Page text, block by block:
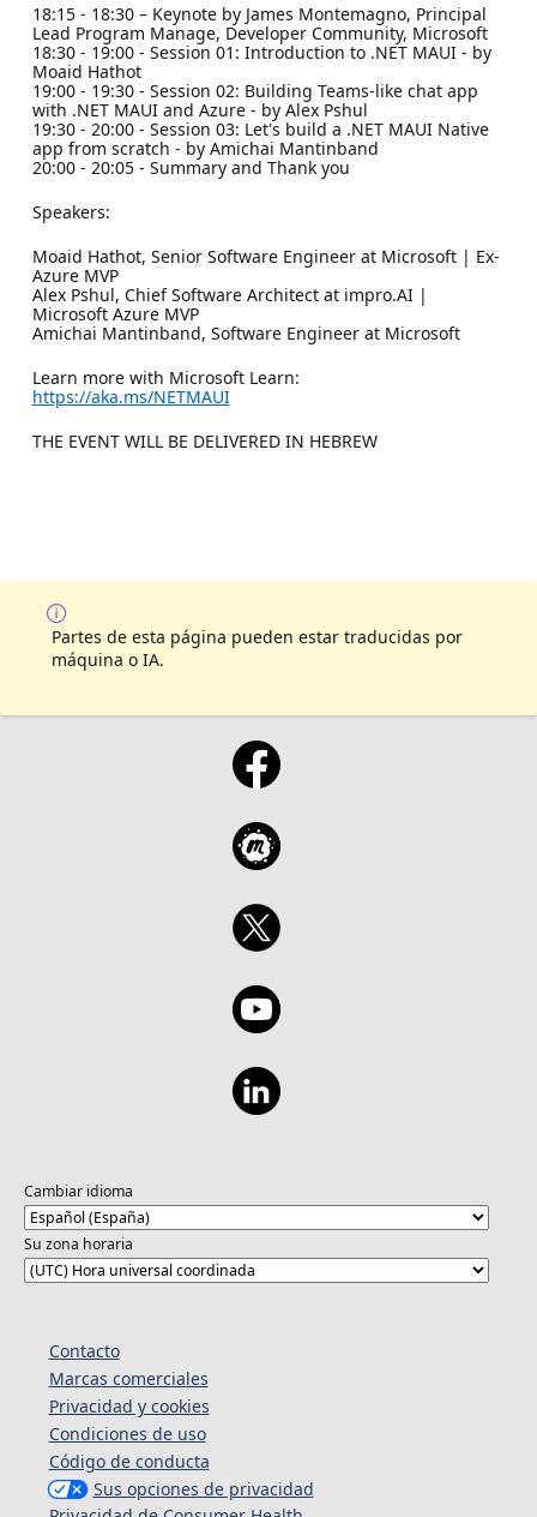
18:15 - 18:30 – Keynote by James Montemagno, Principal
Lead Program Manage, Developer Community, Microsoft
18:30 - 19:00 - Session 01: Introduction to .NET MAUI - by
Moaid Hathot
19:00 - 19:30 - Session 02: Building Teams-like chat app
with .NET MAUI and Azure - by Alex Pshul
19:30 - 20:00 - Session 03: Let's build a .NET MAUI Native
app from scratch - by Amichai Mantinband
20:00 - 20:05 - Summary and Thank you
Speakers:
Moaid Hathot, Senior Software Engineer at Microsoft | Ex-
Azure MVP
Alex Pshul, Chief Software Architect at impro.AI |
Microsoft Azure MVP
Amichai Mantinband, Software Engineer at Microsoft
Learn more with Microsoft Learn:
https://aka.ms/NETMAUI
THE EVENT WILL BE DELIVERED IN HEBREW
Partes de esta página pueden estar traducidas por
máquina o IA.
Cambiar idioma
Su zona horaria
Contacto
Marcas comerciales
Privacidad y cookies
Condiciones de uso
Código de conducta
Sus opciones de privacidad